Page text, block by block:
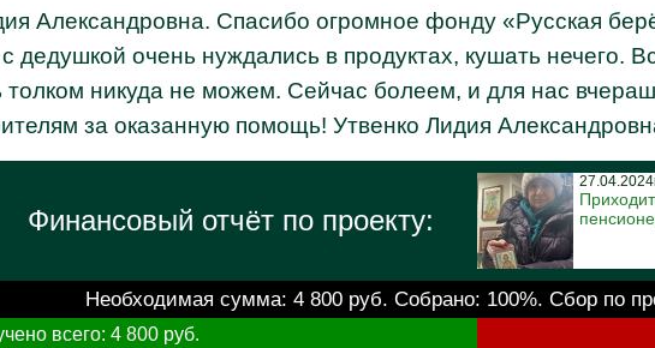
Александровна. Спасибо огромное фонду «Русская
дедушкой очень нуждались в продуктах, кушать нечего.
толком никуда не можем. Сейчас болеем, и для нас
за оказанную помощь! Утвенко Лидия
Финансовый отчёт по проекту:
Необходимая сумма: 4 800 руб. Собрано: 100%. Сбор по
всего: 4 800 руб.